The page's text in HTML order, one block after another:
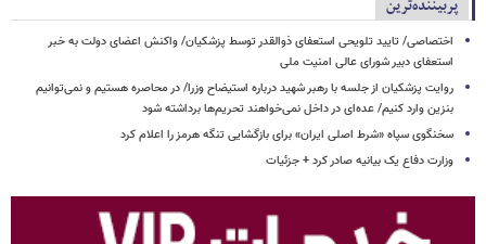
پربیننده‌ترین
اختصاصی/ تایید تلویحی استعفای ذوالقدر توسط پزشکیان/ واکنش اعضای دولت به خبر
استعفای دبیر شورای عالی امنیت ملی
روایت پزشکیان از جلسه با رهبر شهید درباره استیضاح وزرا/ در محاصره هستیم و نمی‌توانیم
بنزین وارد کنیم/ عده‌ای در داخل نمی‌خواهند تحریم‌ها برداشته شود
سخنگوی سپاه «شرط اصلی ایران» برای بازگشایی تنگه هرمز را اعلام کرد
وزارت دفاع یک بیانیه صادر کرد + جزئیات